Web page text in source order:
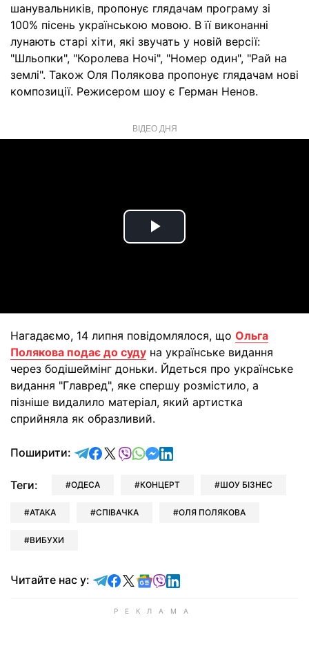
шанувальників, пропонує глядачам програму зі
100% пісень українською мовою. В її виконанні
лунають старі хіти, які звучать у новій версії:
"Шльопки", "Королева Ночі", "Номер один", "Рай на
землі". Також Оля Полякова пропонує глядачам нові
композиції. Режисером шоу є Герман Ненов.
ВІДЕО ДНЯ
Play
Нагадаємо, 14 липня повідомлялося, що Ольга
Полякова подає до суду на українське видання
через бодішеймінг доньки. Йдеться про українське
видання "Главред", яке спершу розмістило, а
пізніше видалило матеріал, який артистка
сприйняла як образливий.
Поширити: відправити у Telegram
поділитись у Facebook
поділитись у X
відправити у Viber
відправити у Whatsapp
відправити у Messenger
відправити у LinkedIn
Теги: ОДЕСА КОНЦЕРТ ШОУ БІЗНЕС
АТАКА СПІВАЧКА ОЛЯ ПОЛЯКОВА
ВИБУХИ
Читайте нас у: Читайте у Telegram
Читайте у Facebook
Читайте у X
Читайте у Google news
Читайте у Viber
Читайте у LinkedIn